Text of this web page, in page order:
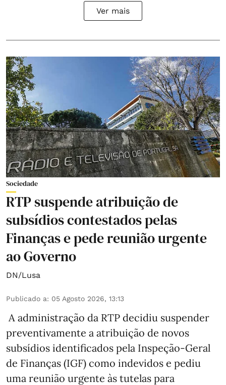
Ver mais
Sociedade
RTP suspende atribuição de
subsídios contestados pelas
Finanças e pede reunião urgente
ao Governo
DN/Lusa
Publicado a: 05 Agosto 2026, 13:13
A administração da RTP decidiu suspender
preventivamente a atribuição de novos
subsídios identificados pela Inspeção-Geral
de Finanças (IGF) como indevidos e pediu
uma reunião urgente às tutelas para